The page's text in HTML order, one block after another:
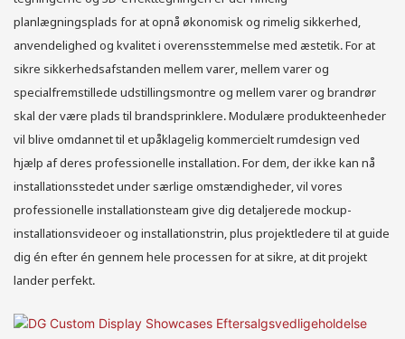
planlægningsplads for at opnå økonomisk og rimelig sikkerhed,
anvendelighed og kvalitet i overensstemmelse med æstetik. For at
sikre sikkerhedsafstanden mellem varer, mellem varer og
specialfremstillede udstillingsmontre og mellem varer og brandrør
skal der være plads til brandsprinklere. Modulære produkteenheder
vil blive omdannet til et upåklagelig kommercielt rumdesign ved
hjælp af deres professionelle installation. For dem, der ikke kan nå
installationsstedet under særlige omstændigheder, vil vores
professionelle installationsteam give dig detaljerede mockup-
installationsvideoer og installationstrin, plus projektledere til at guide
dig én efter én gennem hele processen for at sikre, at dit projekt
lander perfekt.